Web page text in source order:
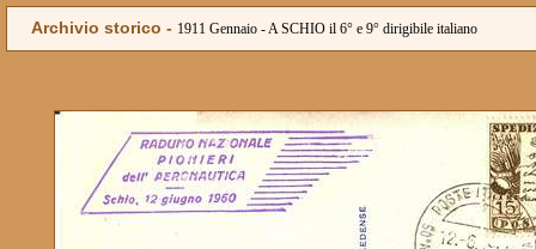
Archivio storico - 1911 Gennaio - A SCHIO il 6° e 9° dirigibile italiano